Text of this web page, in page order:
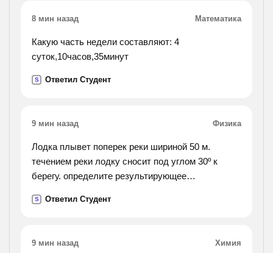
8 мин назад Математика
Какую часть недели составляют: 4
суток,10часов,35минут
S Ответил Студент
9 мин назад Физика
Лодка плывет поперек реки шириной 50 м.
течением реки лодку сносит под углом 30º к
берегу. определите результирующее
S Ответил Студент
9 мин назад Химия